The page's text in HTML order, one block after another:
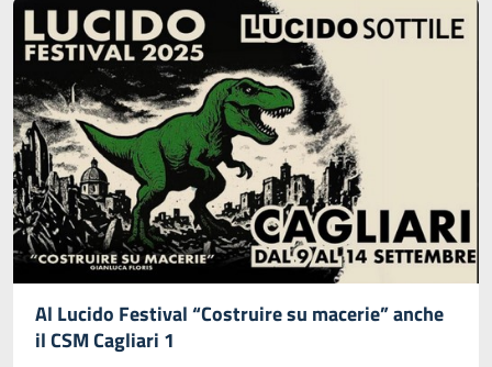
Al Lucido Festival “Costruire su macerie” anche
il CSM Cagliari 1